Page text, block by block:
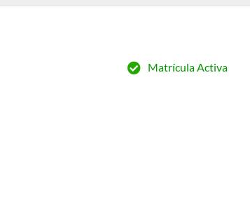
Matrícula Activa